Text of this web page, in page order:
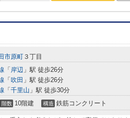
市原町 ３丁目
「 岸辺 」駅 徒歩26分
「 吹田 」駅 徒歩26分
「 千里山 」駅 徒歩30分
階数 10階建 構造 鉄筋コンクリート